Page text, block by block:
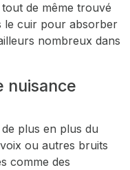
de même trouvé
le cuir pour absorber
nombreux dans
nuisance
plus en plus du
ou autres bruits
comme des